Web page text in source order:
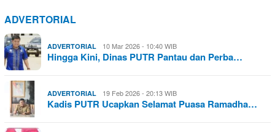
ADVERTORIAL
ADVERTORIAL 10 Mar 2026 - 10:40 WIB
Hingga Kini, Dinas PUTR Pantau dan Perba…
ADVERTORIAL 19 Feb 2026 - 20:13 WIB
Kadis PUTR Ucapkan Selamat Puasa Ramadha…